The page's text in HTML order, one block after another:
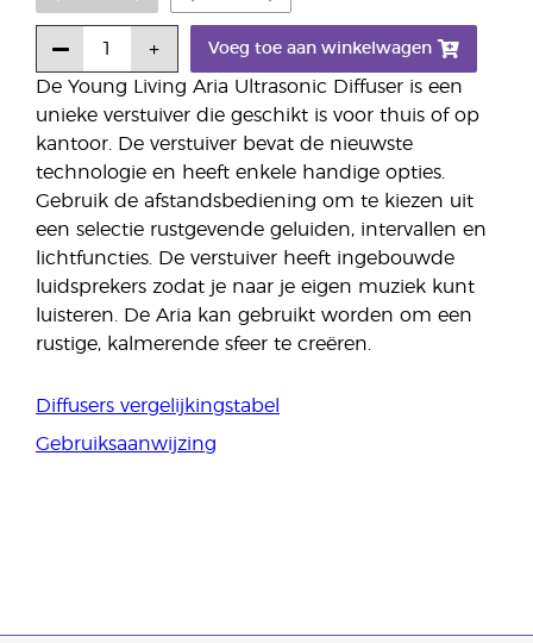
De Young Living Aria Ultrasonic Diffuser is een
unieke verstuiver die geschikt is voor thuis of op
kantoor. De verstuiver bevat de nieuwste
technologie en heeft enkele handige opties.
Gebruik de afstandsbediening om te kiezen uit
een selectie rustgevende geluiden, intervallen en
lichtfuncties. De verstuiver heeft ingebouwde
luidsprekers zodat je naar je eigen muziek kunt
luisteren. De Aria kan gebruikt worden om een
rustige, kalmerende sfeer te creëren.
Diffusers vergelijkingstabel
Gebruiksaanwijzing
Voeg toe aan winkelwagen